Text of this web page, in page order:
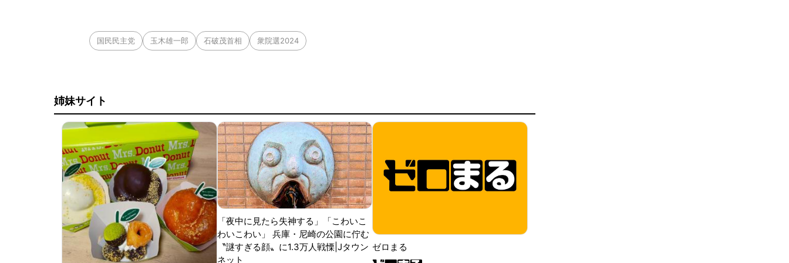
国民民主党 玉木雄一郎 石破茂首相 衆院選2024
姉妹サイト
「夜中に見たら失神する」「こわいこ
わいこわい」 兵庫・尼崎の公園に佇む
〝謎すぎる顔〟に1.3万人戦慄|Jタウン
ネット
ゼロまる